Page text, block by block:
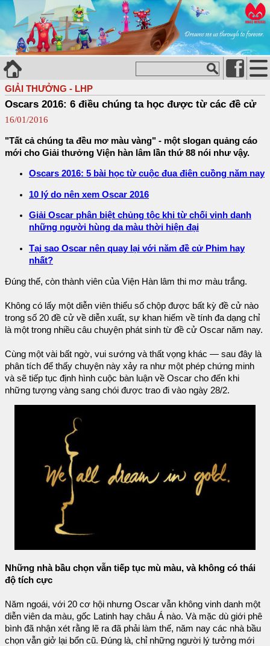
GIẢI THƯỞNG - LHP
Oscars 2016: 6 điều chúng ta học được từ các đề cử
16/01/2016
"Tất cả chúng ta đều mơ màu vàng" - một slogan quảng cáo
mới cho Giải thưởng Viện hàn lâm lần thứ 88 nói như vậy.
Oscars 2016: 5 bài học từ cuộc đua điên cuồng năm nay
10 lý do nên xem Oscar 2016
Giải Oscar phân biệt chủng tộc khi từ chối vinh danh
những người hùng da màu thời hiện đại
Tại sao Oscar nên quay lại với năm đề cử Phim hay
nhất?
Đúng thế, còn thành viên của Viện Hàn lâm thi mơ màu trắng.
Không có lấy một diễn viên thiểu số chộp được bất kỳ đề cử nào
trong số 20 đề cử về diễn xuất, sự khan hiếm về tính đa dạng chỉ
là một trong nhiều câu chuyện phát sinh từ đề cử Oscar năm nay.
Cùng một vài bất ngờ, vui sướng và thất vọng khác — sau đây là
phân tích để thấy chuyện này xảy ra như một phép chứng minh
và sẽ tiếp tục định hình cuộc bàn luận về Oscar cho đến khi
những tượng vàng sang chói được trao đi vào ngày 28/2.
Những nhà bầu chọn vẫn tiếp tục mù màu, và không có thái
độ tích cực
Năm ngoái, với 20 cơ hội nhưng Oscar vẫn không vinh danh một
diễn viên da màu, gốc Latinh hay châu Á nào. Và mặc dù giới phê
bình đã nhận xét rằng lẽ ra đã phải làm thế, năm nay các nhà bầu
chọn vẫn giở lại bổn cũ. Đúng là, chỉ những người lý tưởng mới